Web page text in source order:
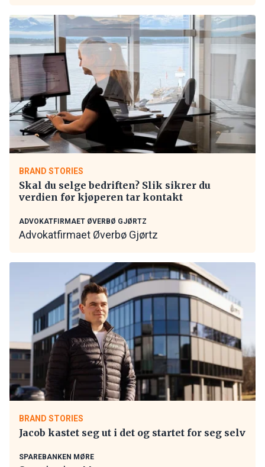
BRAND STORIES
Skal du selge bedriften? Slik sikrer du
verdien før kjøperen tar kontakt
ADVOKATFIRMAET ØVERBØ GJØRTZ
Advokatfirmaet Øverbø Gjørtz
BRAND STORIES
Jacob kastet seg ut i det og startet for seg selv
SPAREBANKEN MØRE